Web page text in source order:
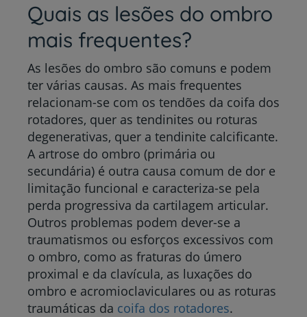
Quais as lesões do ombro
mais frequentes?
As lesões do ombro são comuns e podem
ter várias causas. As mais frequentes
relacionam-se com os tendões da coifa dos
rotadores, quer as tendinites ou roturas
degenerativas, quer a tendinite calcificante.
A artrose do ombro (primária ou
secundária) é outra causa comum de dor e
limitação funcional e caracteriza-se pela
perda progressiva da cartilagem articular.
Outros problemas podem dever-se a
traumatismos ou esforços excessivos com
o ombro, como as fraturas do úmero
proximal e da clavícula, as luxações do
ombro e acromioclaviculares ou as roturas
traumáticas da coifa dos rotadores.